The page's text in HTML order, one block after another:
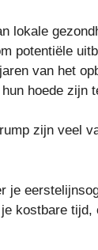
lokale
potentiële
van het
hoede zijn
zijn veel
je
kostbare